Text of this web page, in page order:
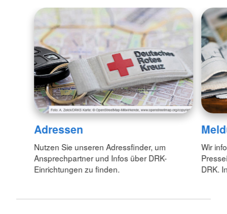
Adressen
Nutzen Sie unseren Adressfinder, um
Ansprechpartner und Infos über DRK-
Einrichtungen zu finden.
Wir
DRK.